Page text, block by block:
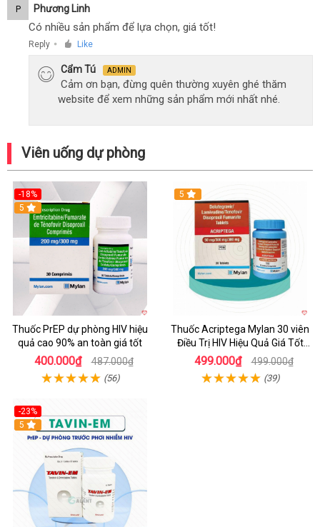
P Phương Linh
Có nhiều sản phẩm để lựa chọn, giá tốt!
Reply ● Like
Cẩm Tú ADMIN
Cảm ơn bạn, đừng quên thường xuyên ghé thăm
website để xem những sản phẩm mới nhất nhé.
Viên uống dự phòng
-18%
5
Thuốc PrEP dự phòng HIV hiệu
quả cao 90% an toàn giá tốt
400.000₫ 487.000₫
(56)
5
Thuốc Acriptega Mylan 30 viên
Điều Trị HIV Hiệu Quả Giá Tốt
Chính Hãng
499.000₫ 499.000₫
(39)
-23%
5